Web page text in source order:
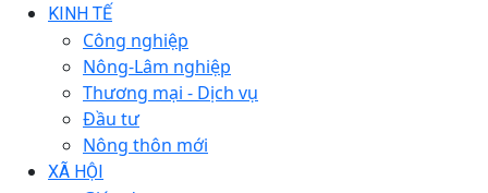
KINH TẾ
Công nghiệp
Nông-Lâm nghiệp
Thương mại - Dịch vụ
Đầu tư
Nông thôn mới
XÃ HỘI